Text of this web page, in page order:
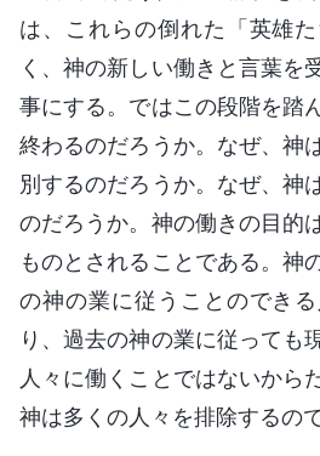
は、これらの倒れた「英雄
く、神の新しい働きと言葉を
事にする。ではこの段階を踏
終わるのだろうか。なぜ、神
別するのだろうか。なぜ、神
のだろうか。神の働きの目的
ものとされることである。神
の神の業に従うことのでき
り、過去の神の業に従っても
人々に働くことではないから
神は多くの人々を排除するの